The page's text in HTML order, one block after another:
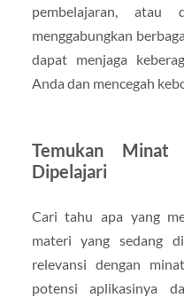
pembelajaran, atau
menggabungkan
dapat menjaga
Anda dan mencegah
Temukan
Dipelajari
Cari tahu apa yang
materi yang sedang
relevansi dengan
potensi aplikasinya